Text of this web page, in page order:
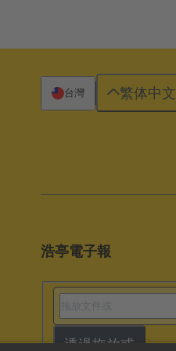
浩亭電子報
透過拖放或
台灣 繁体中文